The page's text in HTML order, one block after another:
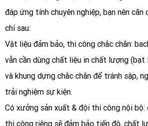
đáp ứng tính chuyên nghiệp, bạn nên
chí sau:
Vật liệu đảm bảo, thi công chắc chắn:
vẫn cần dùng chất liệu in chất lượng (bạt
và khung dựng chắc chắn để tránh sập,
trải nghiệm sự kiện.
Có xưởng sản xuất & đội thi công nội bộ:
thi công riêng sẽ đảm bảo tiến độ, chất